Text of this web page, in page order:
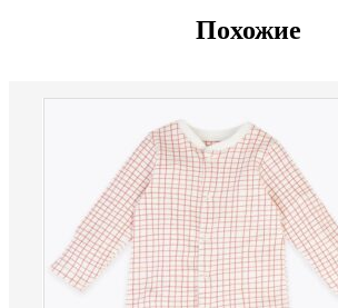
Похожие